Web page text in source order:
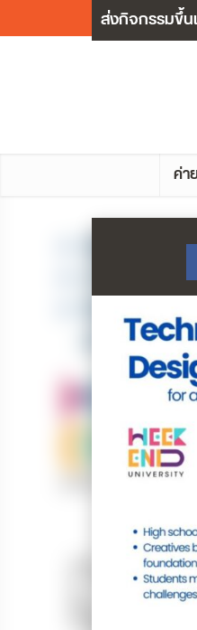
ส่งกิจกรรมขึ้น
ค่า